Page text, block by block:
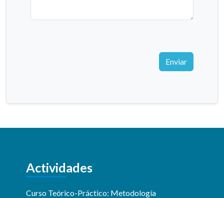
Enviar
Actividades
Curso Teórico-Práctico: Metodología